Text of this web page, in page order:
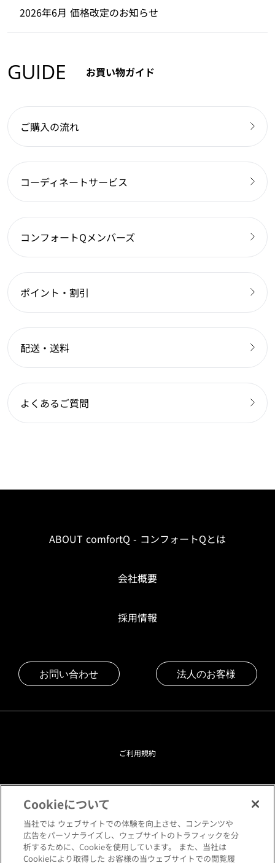
2026年6月 価格改定のお知らせ
GUIDE お買い物ガイド
ご購入の流れ
コーディネートサービス
コンフォートQメンバーズ
ポイント・割引
配送・送料
よくあるご質問
ABOUT comfortQ - コンフォートQとは
会社概要
採用情報
お問い合わせ 法人のお客様
ご利用規約
プライバシーポリシー
クッキーポリシー
閲覧環境について
Cookieについて
当社では ウェブサイトでの体験を向上させ、コンテンツや
広告をパーソナライズし、ウェブサイトのトラフィックを分
析するために、Cookieを使用しています。 また、当社は
Cookieにより取得した お客様の当ウェブサイトでの閲覧履